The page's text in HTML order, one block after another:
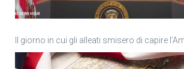
Il giorno in cui gli alleati smisero di capire